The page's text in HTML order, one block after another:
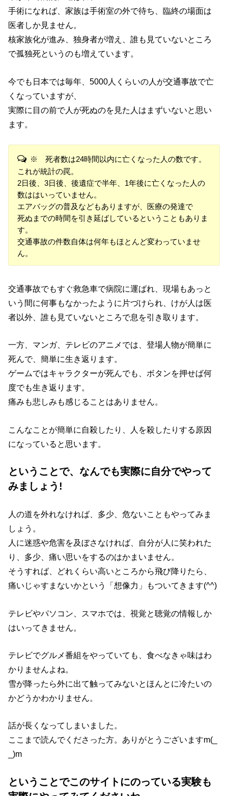
手術になれば、家族は手術室の外で待ち、臨終の場面は
医者しか見ません。
核家族化が進み、独身者が増え、誰も見ていないところ
で孤独死というのも増えています。
今でも日本では毎年、5000人くらいの人が交通事故で亡
くなっていますが、
実際に目の前で人が死ぬのを見た人はまずいないと思い
ます。
※ 死者数は24時間以内に亡くなった人の数です。
これが統計の罠。
2日後、3日後、後遺症で半年、1年後に亡くなった人の
数ははいっていません。
エアバッグの普及などもありますが、医療の発達で
死ぬまでの時間を引き延ばしているということもありま
す。
交通事故の件数自体は何年もほとんど変わっていませ
ん。
交通事故でもすぐ救急車で病院に運ばれ、現場もあっと
いう間に何事もなかったように片づけられ、けが人は医
者以外、誰も見ていないところで息を引き取ります。
一方、マンガ、テレビのアニメでは、登場人物が簡単に
死んで、簡単に生き返ります。
ゲームではキャラクターが死んでも、ボタンを押せば何
度でも生き返ります。
痛みも悲しみも感じることはありません。
こんなことが簡単に自殺したり、人を殺したりする原因
になっていると思います。
ということで、なんでも実際に自分でやって
みましょう!
人の道を外れなければ、多少、危ないこともやってみま
しょう。
人に迷惑や危害を及ぼさなければ、自分が人に笑われた
り、多少、痛い思いをするのはかまいません。
そうすれば、どれくらい高いところから飛び降りたら、
痛いじゃすまないかという「想像力」もついてきます(^^)
テレビやパソコン、スマホでは、視覚と聴覚の情報しか
はいってきません。
テレビでグルメ番組をやっていても、食べなきゃ味はわ
かりませんよね。
雪が降ったら外に出て触ってみないとほんとに冷たいの
かどうかわかりません。
話が長くなってしまいました。
ここまで読んでくださった方。ありがとうございますm(_
_)m
ということでこのサイトにのっている実験も